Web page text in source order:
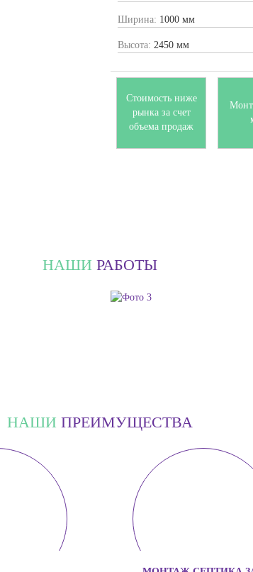
Ширина: 1000 мм
Высота: 2450 мм
Стоимость ниже
рынка за счет
объема продаж
НАШИ РАБОТЫ
НАШИ ПРЕИМУЩЕСТВА